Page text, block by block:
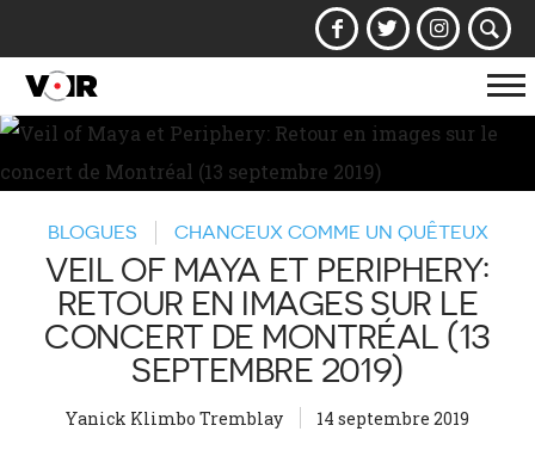
la
BLOGUES CHANCEUX COMME UN QUÊTEUX
VEIL OF MAYA ET PERIPHERY:
RETOUR EN IMAGES SUR LE
CONCERT DE MONTRÉAL (13
SEPTEMBRE 2019)
Yanick Klimbo Tremblay 14 septembre 2019